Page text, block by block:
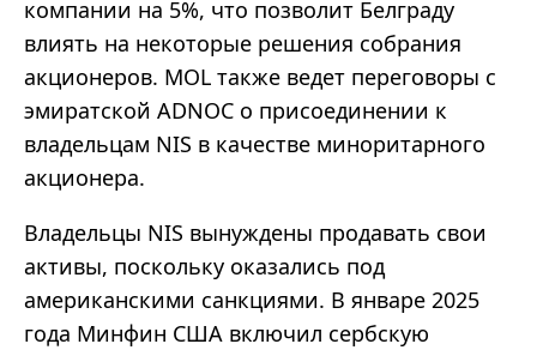
компании на 5%, что позволит Белграду
влиять на некоторые решения собрания
акционеров. MOL также ведет переговоры с
эмиратской ADNOC о присоединении к
владельцам NIS в качестве миноритарного
акционера.
Владельцы NIS вынуждены продавать свои
активы, поскольку оказались под
американскими санкциями. В январе 2025
года Минфин США включил сербскую